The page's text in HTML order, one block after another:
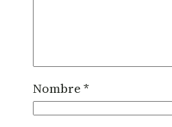
Nombre *